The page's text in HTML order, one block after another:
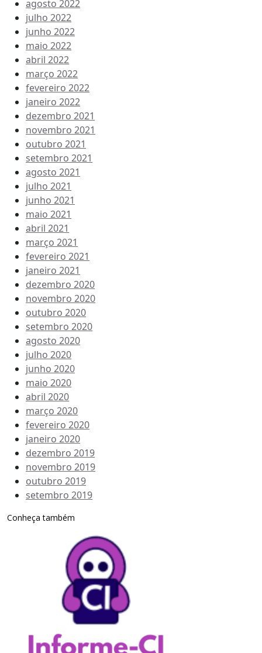
agosto 2022
julho 2022
junho 2022
maio 2022
abril 2022
março 2022
fevereiro 2022
janeiro 2022
dezembro 2021
novembro 2021
outubro 2021
setembro 2021
agosto 2021
julho 2021
junho 2021
maio 2021
abril 2021
março 2021
fevereiro 2021
janeiro 2021
dezembro 2020
novembro 2020
outubro 2020
setembro 2020
agosto 2020
julho 2020
junho 2020
maio 2020
abril 2020
março 2020
fevereiro 2020
janeiro 2020
dezembro 2019
novembro 2019
outubro 2019
setembro 2019
Conheça também